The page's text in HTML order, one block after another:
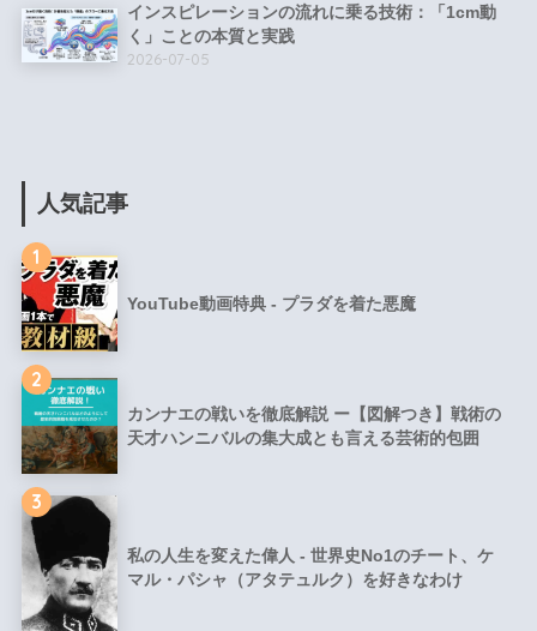
インスピレーションの流れに乗る技術：「1cm動
く」ことの本質と実践
2026-07-05
人気記事
1
YouTube動画特典 - プラダを着た悪魔
2
カンナエの戦いを徹底解説 ー【図解つき】戦術の
天才ハンニバルの集大成とも言える芸術的包囲
3
私の人生を変えた偉人 - 世界史No1のチート、ケ
マル・パシャ（アタテュルク）を好きなわけ